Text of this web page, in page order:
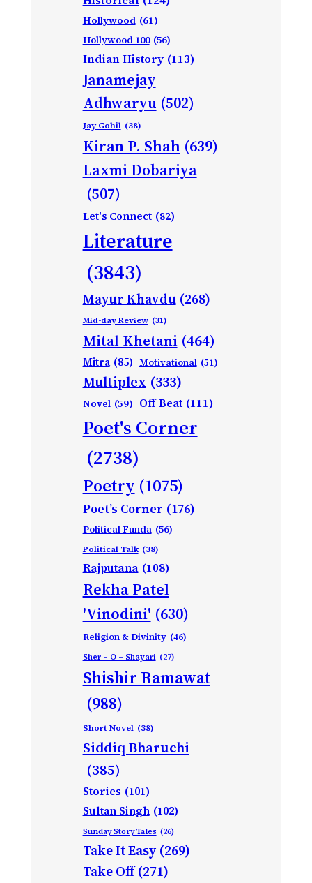
Hollywood (61)
Hollywood 100 (56)
Indian History (113)
Janamejay
Adhwaryu (502)
Jay Gohil (38)
Kiran P. Shah (639)
Laxmi Dobariya
(507)
Let's Connect (82)
Literature
(3843)
Mayur Khavdu (268)
Mid-day Review (31)
Mital Khetani (464)
Mitra (85) Motivational (51)
Multiplex (333)
Novel (59) Off Beat (111)
Poet's Corner
(2738)
Poetry (1075)
Poet’s Corner (176)
Political Funda (56)
Political Talk (38)
Rajputana (108)
Rekha Patel
'Vinodini' (630)
Religion & Divinity (46)
Sher – O – Shayari (27)
Shishir Ramawat
(988)
Short Novel (38)
Siddiq Bharuchi
(385)
Stories (101)
Sultan Singh (102)
Sunday Story Tales (26)
Take It Easy (269)
Take Off (271)